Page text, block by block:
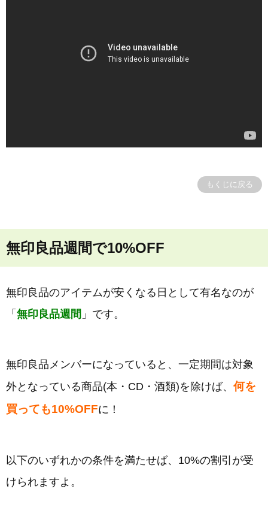
もくじに戻る
無印良品週間で10%OFF
無印良品のアイテムが安くなる日として有名なのが
「 無印良品週間 」です。
無印良品メンバーになっていると、一定期間は対象
外となっている商品(本・CD・酒類)を除けば、 何を
買っても10%OFFに！
以下のいずれかの条件を満たせば、10%の割引が受
けられますよ。